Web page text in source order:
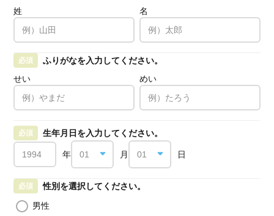
姓
名
必須
ふりがなを入力してください。
せい
めい
必須 生年月日を入力してください。
年 月 日
必須
性別を選択してください。
男性